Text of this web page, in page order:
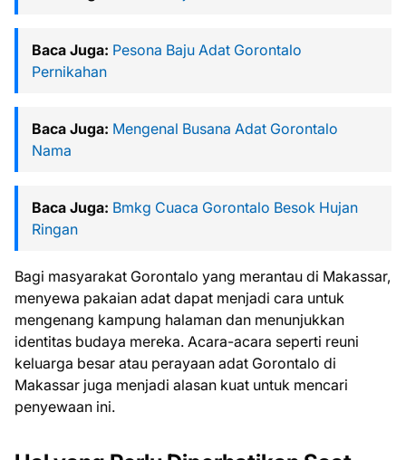
Baca Juga: Pesona Baju Adat Gorontalo
Pernikahan
Baca Juga: Mengenal Busana Adat Gorontalo
Nama
Baca Juga: Bmkg Cuaca Gorontalo Besok Hujan
Ringan
Bagi masyarakat Gorontalo yang merantau di Makassar,
menyewa pakaian adat dapat menjadi cara untuk
mengenang kampung halaman dan menunjukkan
identitas budaya mereka. Acara-acara seperti reuni
keluarga besar atau perayaan adat Gorontalo di
Makassar juga menjadi alasan kuat untuk mencari
penyewaan ini.